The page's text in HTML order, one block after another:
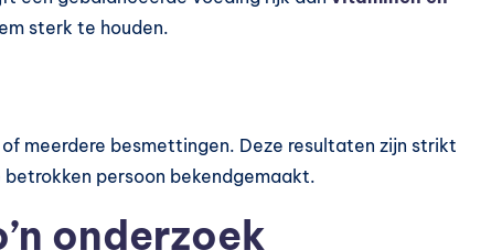
sterk te houden.
meerdere besmettingen. Deze resultaten zijn strikt
persoon bekendgemaakt.
onderzoek